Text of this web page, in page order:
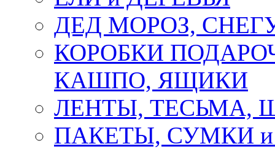
ДЕД МОРОЗ,
КОРОБКИ
КАШПО, ЯЩИКИ
ЛЕНТЫ, ТЕСЬМА,
ПАКЕТЫ, СУМКИ